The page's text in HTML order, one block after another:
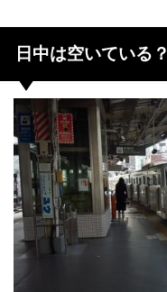
日中は空いている？